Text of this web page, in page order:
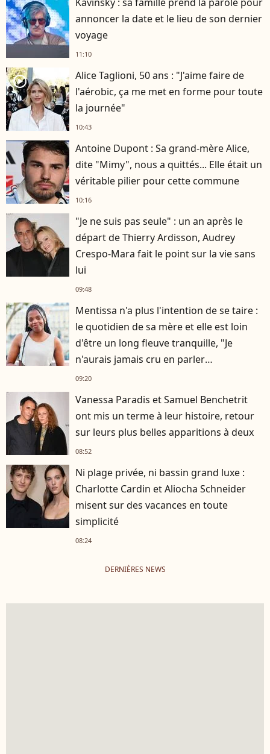
annoncer la date et le lieu de son dernier
voyage
11:10
player2
Alice Taglioni, 50 ans : "J'aime faire de
l'aérobic, ça me met en forme pour toute
la journée"
10:43
Antoine Dupont : Sa grand-mère Alice,
dite "Mimy", nous a quittés... Elle était un
véritable pilier pour cette commune
10:16
"Je ne suis pas seule" : un an après le
départ de Thierry Ardisson, Audrey
Crespo-Mara fait le point sur la vie sans
lui
09:48
Mentissa n'a plus l'intention de se taire :
le quotidien de sa mère et elle est loin
d'être un long fleuve tranquille, "Je
n'aurais jamais cru en parler
publiquement"
09:20
Vanessa Paradis et Samuel Benchetrit
ont mis un terme à leur histoire, retour
sur leurs plus belles apparitions à deux
08:52
Ni plage privée, ni bassin grand luxe :
Charlotte Cardin et Aliocha Schneider
misent sur des vacances en toute
simplicité
08:24
DERNIÈRES NEWS